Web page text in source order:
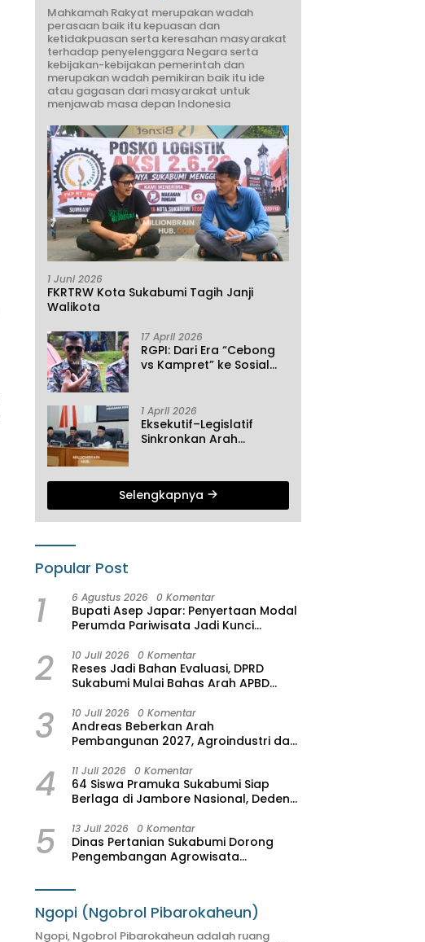
Mahkamah Rakyat merupakan wadah
perasaan baik itu kepuasan dan
ketidakpuasan serta keresahan masyarakat
terhadap penyelenggara Negara serta
kebijakan-kebijakan pemerintah dan
merupakan wadah pemikiran baik itu ide
atau gagasan dari masyarakat untuk
menjawab masa depan Indonesia
1 Juni 2026
FKRTRW Kota Sukabumi Tagih Janji
Walikota
17 April 2026
RGPI: Dari Era “Cebong
vs Kampret” ke Sosial
1 April 2026
Eksekutif–Legislatif
Sinkronkan Arah
Dibahas di Paripurna ke-
2 DPRD Sukabumi
Selengkapnya
Popular Post
1 6 Agustus 2026 0 Komentar
Bupati Asep Japar: Penyertaan Modal
Perumda Pariwisata Jadi Kunci
2 10 Juli 2026 0 Komentar
Reses Jadi Bahan Evaluasi, DPRD
Sukabumi Mulai Bahas Arah APBD
3 10 Juli 2026 0 Komentar
Andreas Beberkan Arah
Pembangunan 2027, Agroindustri dan
Ekonomi
4 11 Juli 2026 0 Komentar
64 Siswa Pramuka Sukabumi Siap
Berlaga di Jambore Nasional, Deden
Hasil Seleksi
5 13 Juli 2026 0 Komentar
Dinas Pertanian Sukabumi Dorong
Pengembangan Agrowisata
Resmi Jadi Destinasi Wisata Baru
Ngopi (Ngobrol Pibarokaheun)
Ngopi, Ngobrol Pibarokaheun adalah ruang